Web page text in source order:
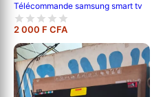
Télécommande samsung smart tv
2 000 F CFA